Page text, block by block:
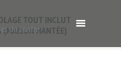
du centre
TOUT INCLUT
(MAISON HANTÉE)